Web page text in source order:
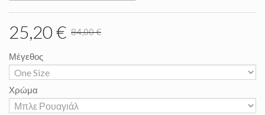
25,20 € 84,00 €
Μέγεθος
Χρώμα